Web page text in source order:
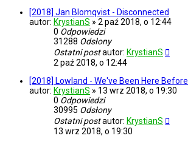
[2018] Jan Blomqvist - Disconnected
autor: KrystianS » 2 paź 2018, o 12:44
0 Odpowiedzi
31288 Odsłony
Ostatni postautor: KrystianS
2 paź 2018, o 12:44
[2018] Lowland - We've Been Here Before
autor: KrystianS » 13 wrz 2018, o 19:30
0 Odpowiedzi
30995 Odsłony
Ostatni postautor: KrystianS
13 wrz 2018, o 19:30